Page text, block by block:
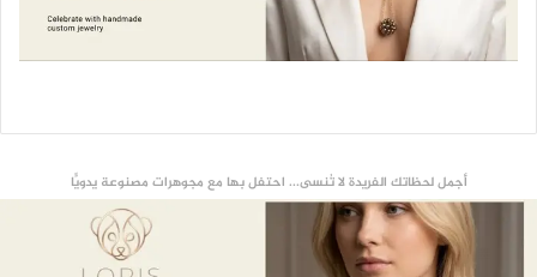
أجمل لحظاتك الفريدة لا تُنسى... احتفل بها مع مجوهرات مصنوعة يدويًّا